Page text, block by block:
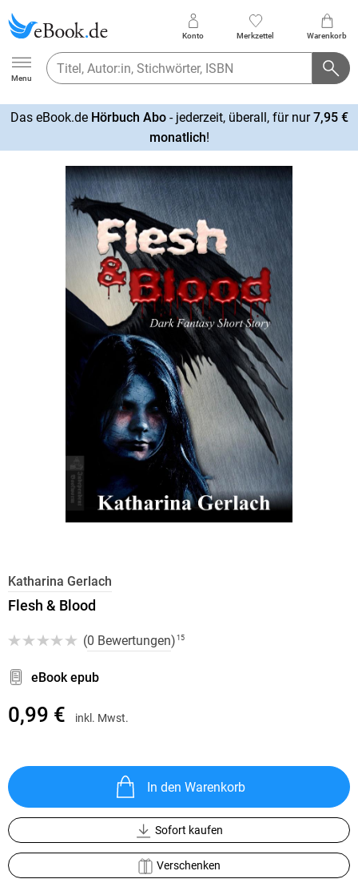
Ebook.de
Menu
Konto Merkzettel Warenkorb
Das eBook.de Hörbuch Abo- jederzeit, überall, für nur7,95 €
monatlich!
Katharina Gerlach
Flesh & Blood
(0 Bewertungen) 15
eBook epub
0,99 € inkl. Mwst.
In den Warenkorb
Sofort kaufen
Verschenken